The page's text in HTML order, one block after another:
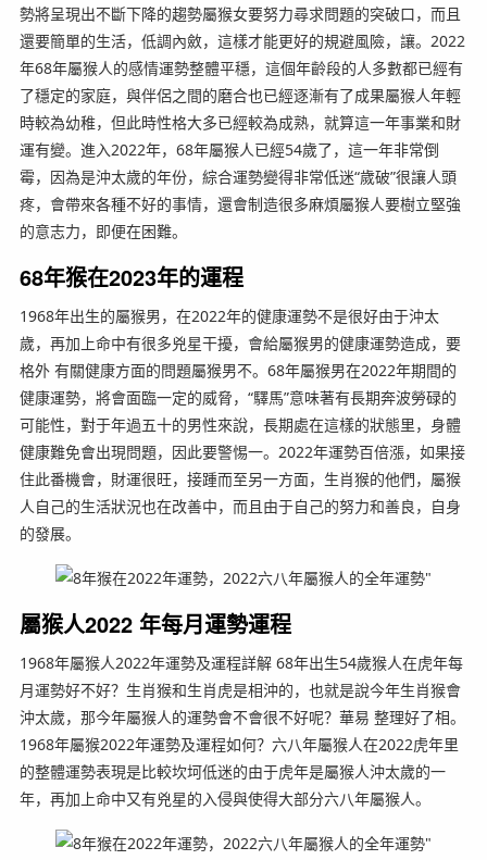
勢將呈現出不斷下降的趨勢屬猴女要努力尋求問題的突破口，而且
還要簡單的生活，低調內斂，這樣才能更好的規避風險，讓。2022
年68年屬猴人的感情運勢整體平穩，這個年齡段的人多數都已經有
了穩定的家庭，與伴侶之間的磨合也已經逐漸有了成果屬猴人年輕
時較為幼稚，但此時性格大多已經較為成熟，就算這一年事業和財
運有變。進入2022年，68年屬猴人已經54歲了，這一年非常倒
霉，因為是沖太歲的年份，綜合運勢變得非常低迷“歲破”很讓人頭
疼，會帶來各種不好的事情，還會制造很多麻煩屬猴人要樹立堅強
的意志力，即便在困難。
68年猴在2023年的運程
1968年出生的屬猴男，在2022年的健康運勢不是很好由于沖太
歲，再加上命中有很多兇星干擾，會給屬猴男的健康運勢造成，要
格外 有關健康方面的問題屬猴男不。68年屬猴男在2022年期間的
健康運勢，將會面臨一定的威脅，“驛馬”意味著有長期奔波勞碌的
可能性，對于年過五十的男性來說，長期處在這樣的狀態里，身體
健康難免會出現問題，因此要警惕一。2022年運勢百倍漲，如果接
住此番機會，財運很旺，接踵而至另一方面，生肖猴的他們，屬猴
人自己的生活狀況也在改善中，而且由于自己的努力和善良，自身
的發展。
屬猴人2022 年每月運勢運程
1968年屬猴人2022年運勢及運程詳解 68年出生54歲猴人在虎年每
月運勢好不好？生肖猴和生肖虎是相沖的，也就是說今年生肖猴會
沖太歲，那今年屬猴人的運勢會不會很不好呢？華易 整理好了相。
1968年屬猴2022年運勢及運程如何？六八年屬猴人在2022虎年里
的整體運勢表現是比較坎坷低迷的由于虎年是屬猴人沖太歲的一
年，再加上命中又有兇星的入侵與使得大部分六八年屬猴人。